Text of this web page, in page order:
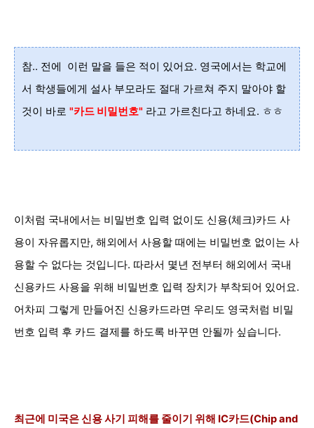
참.. 전에 이런 말을 들은 적이 있어요. 영국에서는 학교에
서 학생들에게 설사 부모라도 절대 가르쳐 주지 말아야 할
것이 바로 "카드 비밀번호" 라고 가르친다고 하네요. ㅎㅎ
이처럼 국내에서는 비밀번호 입력 없이도 신용(체크)카드 사
용이 자유롭지만, 해외에서 사용할 때에는 비밀번호 없이는 사
용할 수 없다는 것입니다. 따라서 몇년 전부터 해외에서 국내
신용카드 사용을 위해 비밀번호 입력 장치가 부착되어 있어요.
어차피 그렇게 만들어진 신용카드라면 우리도 영국처럼 비밀
번호 입력 후 카드 결제를 하도록 바꾸면 안될까 싶습니다.
최근에 미국은 신용 사기 피해를 줄이기 위해 IC카드(Chip and